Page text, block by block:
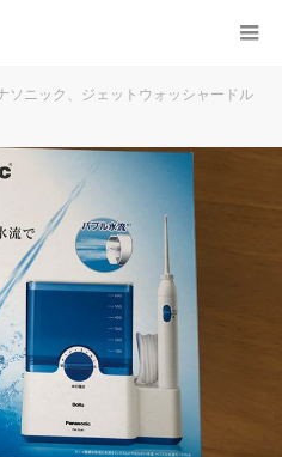
ソニック、ジェットウォッシャードル